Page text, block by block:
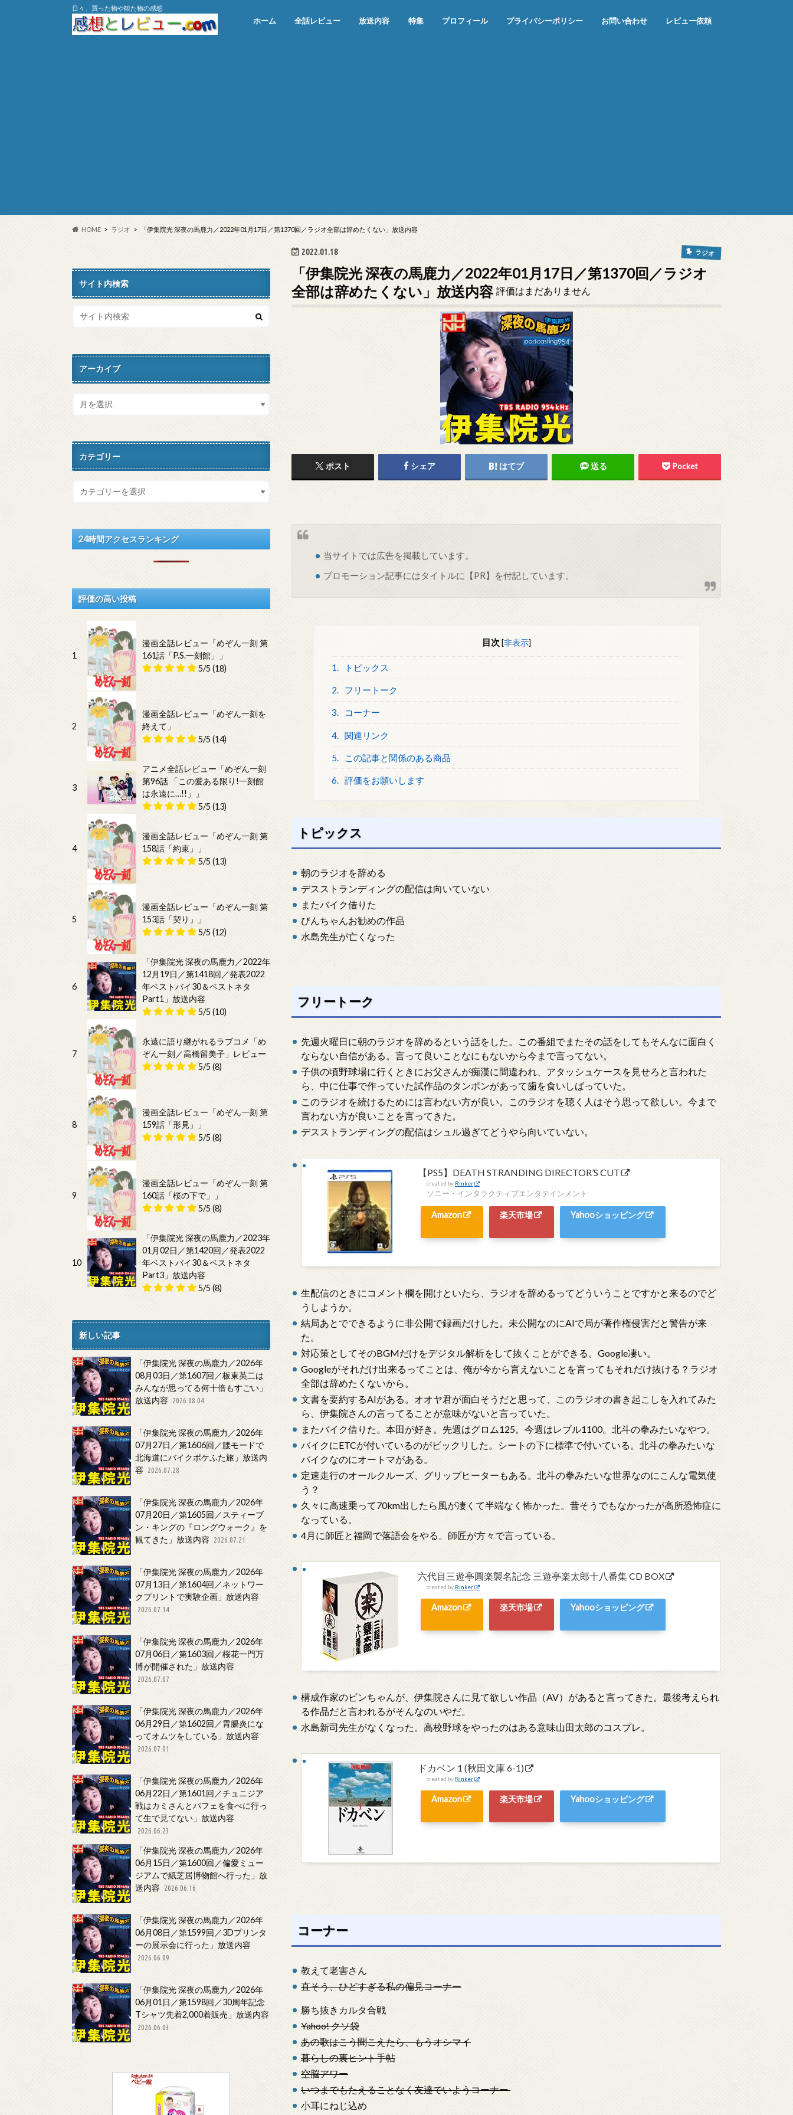
日々、買った物や観た物の感想
ホーム 全話レビュー 放送内容 特集 プロフィール プライバシーポリシー お問い合わせ レビュー依頼
HOME ラジオ 「伊集院光 深夜の馬鹿力／2022年01月17日／第1370回／ラジオ全部は辞めたくない」放送内容
2022.01.18 ラジオ
「伊集院光 深夜の馬鹿力／2022年01月17日／第1370回／ラジオ
全部は辞めたくない」放送内容 評価はまだありません
ポスト シェア はてブ 送る Pocket
当サイトでは広告を掲載しています。
プロモーション記事にはタイトルに【PR】を付記しています。
目次 [非表示]
1. トピックス
2. フリートーク
3. コーナー
4. 関連リンク
5. この記事と関係のある商品
6. 評価をお願いします
トピックス
朝のラジオを辞める
デスストランディングの配信は向いていない
またバイク借りた
びんちゃんお勧めの作品
水島先生が亡くなった
フリートーク
先週火曜日に朝のラジオを辞めるという話をした。この番組でまたその話をしてもそんなに面白く
ならない自信がある。言って良いことなにもないから今まで言ってない。
子供の頃野球場に行くときにお父さんが痴漢に間違われ、アタッシュケースを見せろと言われた
ら、中に仕事で作っていた試作品のタンポンがあって歯を食いしばっていた。
このラジオを続けるためには言わない方が良い。このラジオを聴く人はそう思って欲しい。今まで
言わない方が良いことを言ってきた。
デスストランディングの配信はシュル過ぎてどうやら向いていない。
【PS5】DEATH STRANDING DIRECTOR’S CUT
created by Rinker
ソニー・インタラクティブエンタテインメント
Amazon 楽天市場 Yahooショッピング
生配信のときにコメント欄を開けといたら、ラジオを辞めるってどういうことですかと来るのでど
うしようか。
結局あとでできるように非公開で録画だけした。未公開なのにAIで局が著作権侵害だと警告が来
た。
対応策としてそのBGMだけをデジタル解析をして抜くことができる。Google凄い。
Googleがそれだけ出来るってことは、俺が今から言えないことを言ってもそれだけ抜ける？ラジオ
全部は辞めたくないから。
文書を要約するAIがある。オオヤ君が面白そうだと思って、このラジオの書き起こしを入れてみた
ら、伊集院さんの言ってることが意味がないと言っていた。
またバイク借りた。本田が好き。先週はグロム125。今週はレブル1100。北斗の拳みたいなやつ。
バイクにETCが付いているのがビックリした。シートの下に標準で付いている。北斗の拳みたいな
バイクなのにオートマがある。
定速走行のオールクルーズ、グリップヒーターもある。北斗の拳みたいな世界なのにこんな電気使
う？
久々に高速乗って70km出したら風が凄くて半端なく怖かった。昔そうでもなかったが高所恐怖症に
なっている。
4月に師匠と福岡で落語会をやる。師匠が方々で言っている。
六代目三遊亭圓楽襲名記念 三遊亭楽太郎十八番集 CD BOX
created by Rinker
Amazon 楽天市場 Yahooショッピング
構成作家のビンちゃんが、伊集院さんに見て欲しい作品（AV）があると言ってきた。最後考えられ
る作品だと言われるがそんなのいやだ。
水島新司先生がなくなった。高校野球をやったのはある意味山田太郎のコスプレ。
ドカベン 1 (秋田文庫 6-1)
created by Rinker
Amazon 楽天市場 Yahooショッピング
コーナー
教えて老害さん
直そう、ひどすぎる私の偏見コーナー
勝ち抜きカルタ合戦
Yahoo! クソ袋
あの歌はこう聞こえたら、もうオシマイ
暮らしの裏ヒント手帖
空脳アワー
いつまでもたえることなく友達でいようコーナー
小耳にねじ込め
サイト内検索
アーカイブ
カテゴリー
24時間アクセスランキング
評価の高い投稿
1
漫画全話レビュー「めぞん一刻 第
161話「P.S.一刻館」」
5/5 (18)
2
漫画全話レビュー「めぞん一刻を
終えて」
5/5 (14)
3
アニメ全話レビュー「めぞん一刻
第96話 「この愛ある限り!一刻館
は永遠に…!!」」
5/5 (13)
4
漫画全話レビュー「めぞん一刻 第
158話「約束」」
5/5 (13)
5
漫画全話レビュー「めぞん一刻 第
153話「契り」」
5/5 (12)
6
「伊集院光 深夜の馬鹿力／2022年
12月19日／第1418回／発表2022
年ベストバイ30＆ベストネタ
Part1」放送内容
5/5 (10)
7
永遠に語り継がれるラブコメ「め
ぞん一刻／高橋留美子」レビュー
5/5 (8)
8
漫画全話レビュー「めぞん一刻 第
159話「形見」」
5/5 (8)
9
漫画全話レビュー「めぞん一刻 第
160話「桜の下で」」
5/5 (8)
10
「伊集院光 深夜の馬鹿力／2023年
01月02日／第1420回／発表2022
年ベストバイ30＆ベストネタ
Part3」放送内容
5/5 (8)
新しい記事
「伊集院光 深夜の馬鹿力／2026年
08月03日／第1607回／板東英二は
みんなが思ってる何十倍もすごい」
放送内容
2026.08.04
「伊集院光 深夜の馬鹿力／2026年
07月27日／第1606回／腰モードで
北海道にバイクポケふた旅」放送内
容
2026.07.28
「伊集院光 深夜の馬鹿力／2026年
07月20日／第1605回／スティーブ
ン・キングの『ロングウォーク』を
観てきた」放送内容
2026.07.21
「伊集院光 深夜の馬鹿力／2026年
07月13日／第1604回／ネットワー
クプリントで実験企画」放送内容
2026.07.14
「伊集院光 深夜の馬鹿力／2026年
07月06日／第1603回／桜花一門万
博が開催された」放送内容
2026.07.07
「伊集院光 深夜の馬鹿力／2026年
06月29日／第1602回／胃腸炎にな
ってオムツをしている」放送内容
2026.07.01
「伊集院光 深夜の馬鹿力／2026年
06月22日／第1601回／チュニジア
戦はカミさんとパフェを食べに行っ
て生で見てない」放送内容
2026.06.23
「伊集院光 深夜の馬鹿力／2026年
06月15日／第1600回／偏愛ミュー
ジアムで紙芝居博物館へ行った」放
送内容
2026.06.16
「伊集院光 深夜の馬鹿力／2026年
06月08日／第1599回／3Dプリンタ
ーの展示会に行った」放送内容
2026.06.09
「伊集院光 深夜の馬鹿力／2026年
06月01日／第1598回／30周年記念
Tシャツ先着2,000着販売」放送内容
2026.06.03